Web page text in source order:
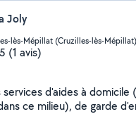
Joly
lès-Mépillat (Cruzilles-lès-Mépillat)
(1 avis)
d'aides à domicile
ce milieu), de garde